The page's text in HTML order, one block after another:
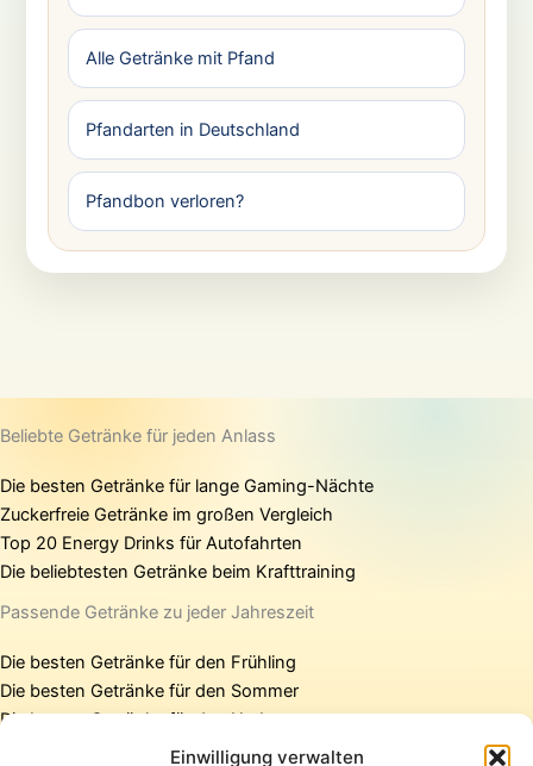
Einwilligung verwalten
Alle Getränke mit Pfand
Pfandarten in Deutschland
Pfandbon verloren?
Beliebte Getränke für jeden Anlass
Die besten Getränke für lange Gaming-Nächte
Zuckerfreie Getränke im großen Vergleich
Top 20 Energy Drinks für Autofahrten
Die beliebtesten Getränke beim Krafttraining
Passende Getränke zu jeder Jahreszeit
Die besten Getränke für den Frühling
Die besten Getränke für den Sommer
Die besten Getränke für den Herbst
Die besten Getränke für den Winter